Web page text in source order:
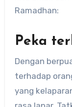
Ramadhan:
Peka
Dengan
terhadap
yang